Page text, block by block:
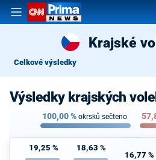
Krajské
Celkové výsledky
Výsledky krajských
100,00% okrsků sečteno
19,25 % 18,63 %
16,77 %